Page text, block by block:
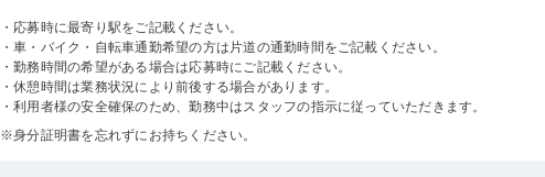
・応募時に最寄り駅をご記載ください。
・車・バイク・自転車通勤希望の方は片道の通勤時間をご記載ください。
・勤務時間の希望がある場合は応募時にご記載ください。
・休憩時間は業務状況により前後する場合があります。
・利用者様の安全確保のため、勤務中はスタッフの指示に従っていただきます。
※身分証明書を忘れずにお持ちください。